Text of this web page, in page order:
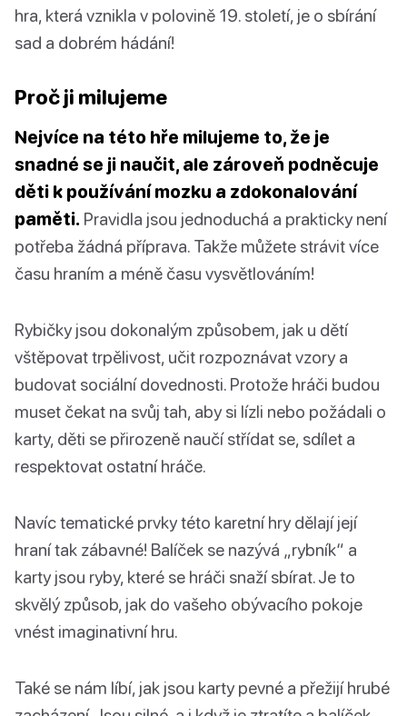
hra, která vznikla v polovině 19. století, je o sbírání
sad a dobrém hádání!
Proč ji milujeme
Nejvíce na této hře milujeme to, že je
snadné se ji naučit, ale zároveň podněcuje
děti k používání mozku a zdokonalování
paměti. Pravidla jsou jednoduchá a prakticky není
potřeba žádná příprava. Takže můžete strávit více
času hraním a méně času vysvětlováním!
Rybičky jsou dokonalým způsobem, jak u dětí
vštěpovat trpělivost, učit rozpoznávat vzory a
budovat sociální dovednosti. Protože hráči budou
muset čekat na svůj tah, aby si lízli nebo požádali o
karty, děti se přirozeně naučí střídat se, sdílet a
respektovat ostatní hráče.
Navíc tematické prvky této karetní hry dělají její
hraní tak zábavné! Balíček se nazývá „rybník“ a
karty jsou ryby, které se hráči snaží sbírat. Je to
skvělý způsob, jak do vašeho obývacího pokoje
vnést imaginativní hru.
Také se nám líbí, jak jsou karty pevné a přežijí hrubé